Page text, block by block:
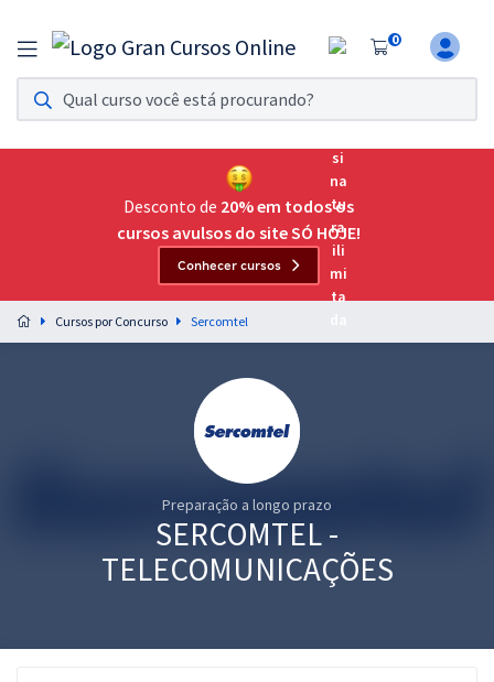
0
Assinatura Ilimitada 11
Acesso a todos os cursos. Teste grátis por 7 dias!
Assinatura OAB Até Passar
Acesso ilimitado a toda preparação para o Exame da
Preparação completa e intensiva para as principais
residências em saúde do Brasil
Graduação
Desconto de 20% em todos os
cursos avulsos do site SÓ HOJE!
Conhecer cursos
Cursos por Concurso Sercomtel
Preparação a longo prazo
SERCOMTEL -
TELECOMUNICAÇÕES